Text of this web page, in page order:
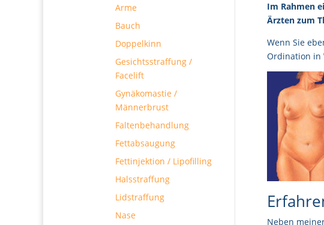
Arme
Bauch
Doppelkinn
Gesichtsstraffung /
Facelift
Gynäkomastie /
Männerbrust
Faltenbehandlung
Fettabsaugung
Fettinjektion / Lipofilling
Halsstraffung
Lidstraffung
Nase
Im Rahmen
Ärzten zum
Wenn Sie
Ordination in
Neben